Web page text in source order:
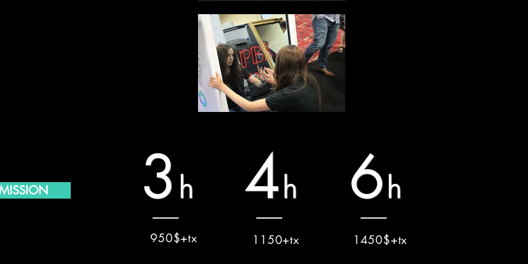
3 h
950$+tx
4h
1150+tx
6h
1450$+tx